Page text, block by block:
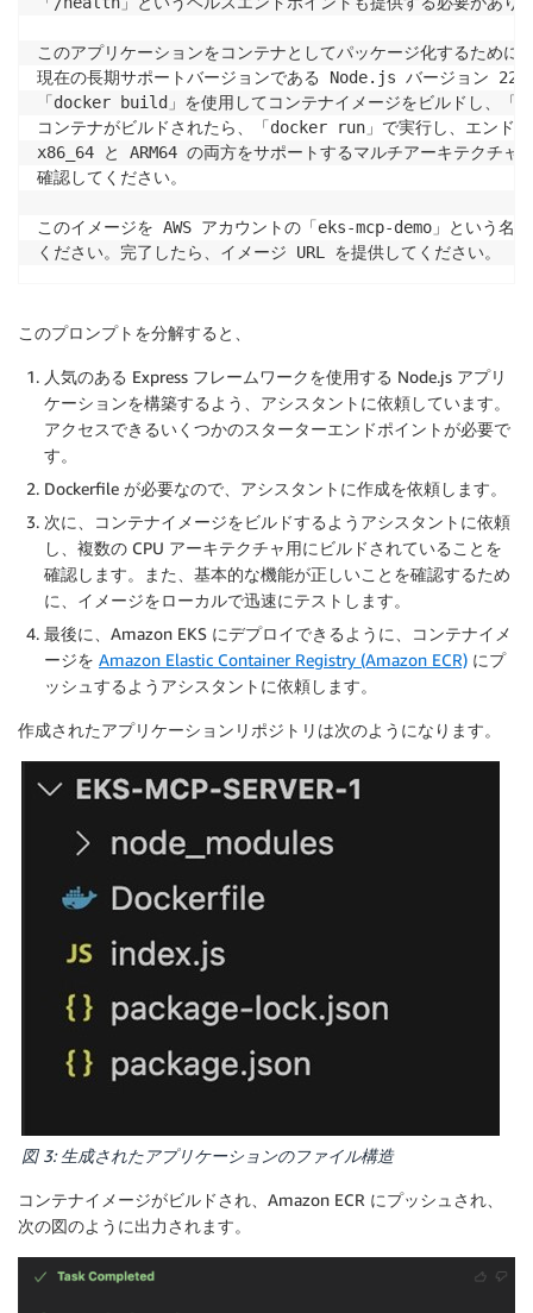
このアプリケーションをコンテナとしてパッケージ化するた
現在の長期サポートバージョンである Node.js バージョン 22
「docker build」を使用してコンテナイメージをビルドし、「
コンテナがビルドされたら、「docker run」で実行し、エンド
x86_64 と ARM64 の両方をサポートするマルチアーキテクチャ
確認してください。
このイメージを AWS アカウントの「eks-mcp-demo」という名
ください。完了したら、イメージ URL を提供してください。
このプロンプトを分解すると、
人気のある Express フレームワークを使用する Node.js アプリ
ケーションを構築するよう、アシスタントに依頼しています。
アクセスできるいくつかのスターターエンドポイントが必要で
す。
Dockerfile が必要なので、アシスタントに作成を依頼します。
次に、コンテナイメージをビルドするようアシスタントに依頼
し、複数の CPU アーキテクチャ用にビルドされていることを
確認します。また、基本的な機能が正しいことを確認するため
に、イメージをローカルで迅速にテストします。
最後に、Amazon EKS にデプロイできるように、コンテナイメ
ージを Amazon Elastic Container Registry (Amazon ECR) にプ
ッシュするようアシスタントに依頼します。
作成されたアプリケーションリポジトリは次のようになります。
図 3: 生成されたアプリケーションのファイル構造
コンテナイメージがビルドされ、Amazon ECR にプッシュされ、
次の図のように出力されます。